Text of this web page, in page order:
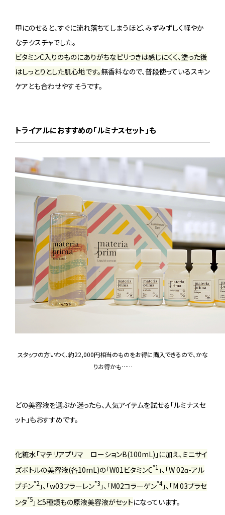
甲にのせると、すぐに流れ落ちてしまうほど、みずみずしく軽やか
なテクスチャでした。
ビタミンC入りのものにありがちなピリつきは感じにくく、塗った後
はしっとりとした肌心地です。無香料なので、普段使っているスキン
ケアとも合わせやすそうです。
トライアルにおすすめの「ルミナスセット」も
スタッフの方いわく、約22,000円相当のものをお得に購入できるので、かな
りお得かも……
どの美容液を選ぶか迷ったら、人気アイテムを試せる「ルミナスセ
ット」もおすすめです。
化粧水「マテリアプリマ ローションB(100mL)」に加え、ミニサイ
ズボトルの美容液(各10mL)の「W01ビタミンC*1 」、「W 02α-アル
ブチン*2」、「w03フラーレン*3 」、「M02コラーゲン*4 」、「M 03プラセ
ンタ*5 」と5種類もの原液美容液がセットになっています。